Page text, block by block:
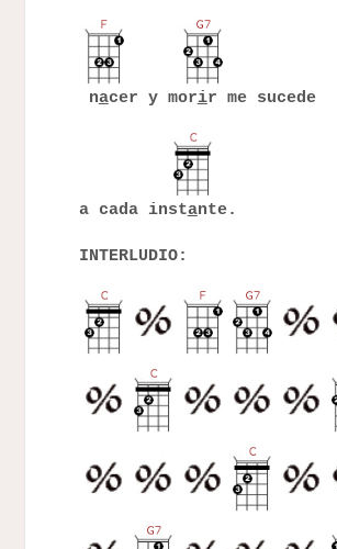
nacer y morir me sucede
a cada instante.
INTERLUDIO: